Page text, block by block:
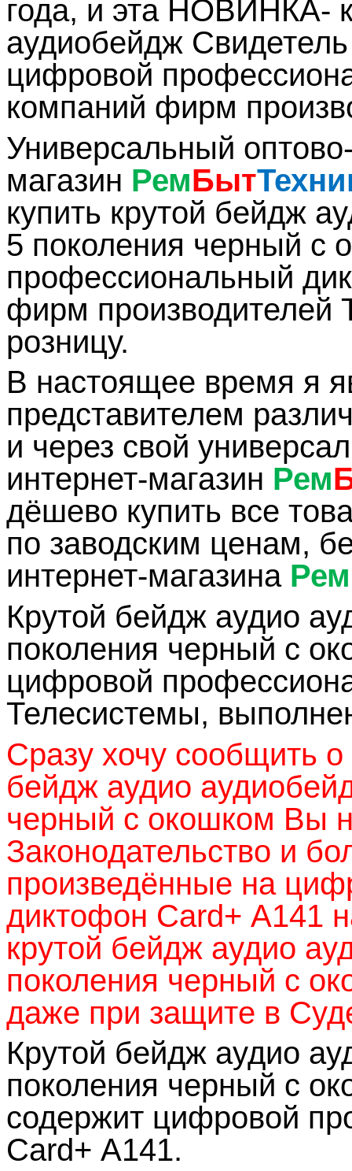
года, и эта НОВИНКА-
аудиобейдж
цифровой
компаний фирм
Универсальный
магазин РемБыт
купить крутой бейдж
5 поколения черный
профессиональный
фирм производителей
розницу.
В настоящее время я
представителем
и через свой
интернет-магазин Рем
дёшево купить все
по заводским ценам,
интернет-магазина Рем
Крутой бейдж аудио
поколения черный с
цифровой
Телесистемы,
Сразу хочу сообщить о
бейдж аудио
черный с окошком Вы
Законодательство и
произведённые на
диктофон Card+ A141
крутой бейдж аудио
поколения черный с
даже при защите в
Крутой бейдж аудио
поколения черный с
содержит цифровой
Card+ A141.